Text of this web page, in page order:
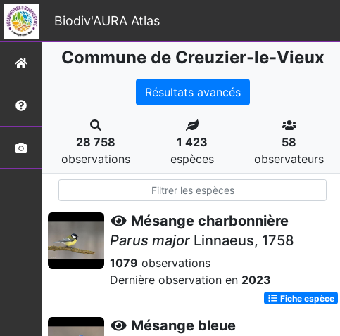
Biodiv'AURA Atlas
Commune de Creuzier-le-Vieux
Résultats avancés
28 758
observations
1 423
espèces
58
observateurs
Mésange charbonnière
Parus major Linnaeus, 1758
1079 observations
Dernière observation en 2023
Fiche espèce
Mésange bleue